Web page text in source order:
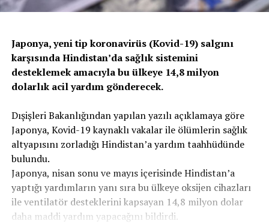
Japonya, yeni tip koronavirüs (Kovid-19) salgını
karşısında Hindistan’da sağlık sistemini
desteklemek amacıyla bu ülkeye 14,8 milyon
dolarlık acil yardım gönderecek.
Dışişleri Bakanlığından yapılan yazılı açıklamaya göre
Japonya, Kovid-19 kaynaklı vakalar ile ölümlerin sağlık
altyapısını zorladığı Hindistan’a yardım taahhüdünde
bulundu.
Japonya, nisan sonu ve mayıs içerisinde Hindistan’a
yaptığı yardımların yanı sıra bu ülkeye oksijen cihazları
ile ventilatör desteklerini kapsayan 14,8 milyon dolar
daha maddi yardım yapacağını bildirdi.